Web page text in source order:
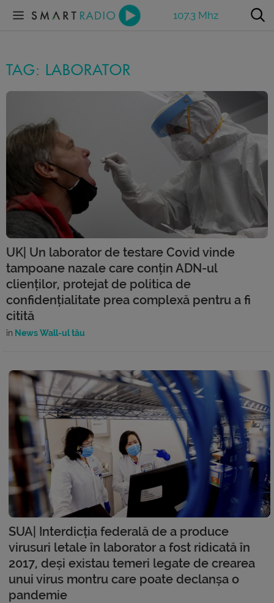
107.3 Mhz
TAG: LABORATOR
UK| Un laborator de testare Covid vinde
tampoane nazale care conțin ADN-ul
clienților, protejat de politica de
confidențialitate prea complexă pentru a fi
citită
în News Wall-ul tău
SUA| Interdicția federală de a produce
virusuri letale în laborator a fost ridicată în
2017, deși existau temeri legate de crearea
unui virus montru care poate declanșa o
pandemie